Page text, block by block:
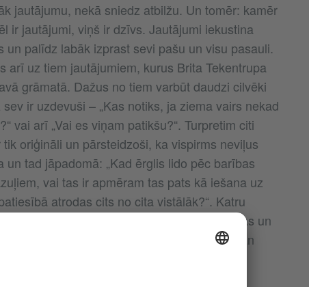
jautājumu, nekā sniedz atbilžu. Un tomēr: kamēr
ir jautājumi, viņš ir dzīvs. Jautājumi iekustina
un palīdz labāk izprast sevi pašu un visu pasauli.
arī uz tiem jautājumiem, kurus Brita Tekentrupa
grāmatā. Dažus no tiem varbūt daudzi cilvēki
ir uzdevuši – „Kas notiks, ja ziema vairs nekad
vai arī „Vai es viņam patikšu?“. Turpretim citi
tik oriģināli un pārsteidzoši, ka vispirms neviļus
un tad jāpadomā: „Kad ērglis lido pēc barības
vai tas ir apmēram tas pats kā iešana uz
atrodas cits no cita vistālāk?“. Katru
kas atspoguļo jautājumos tvertās noskaņas un
pateicoties vienkāršojumam, ir reizē gan